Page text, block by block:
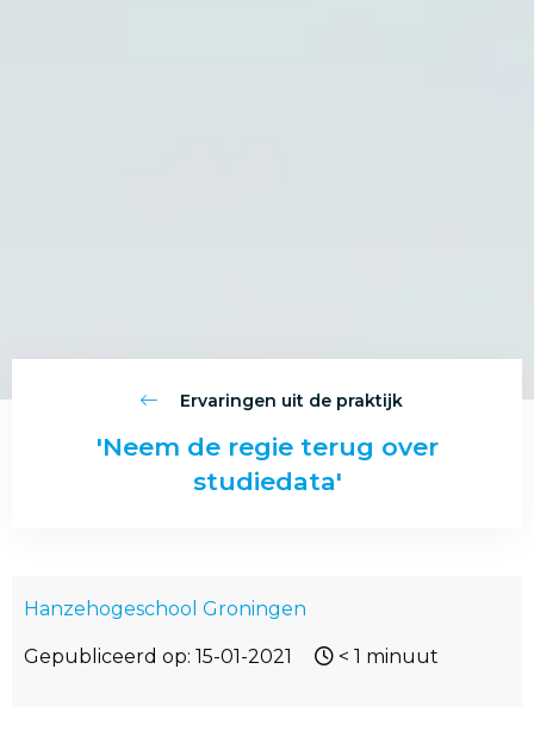
Ervaringen uit de praktijk
'Neem de regie terug over
studiedata'
Hanzehogeschool Groningen
Gepubliceerd op: 15-01-2021 < 1 minuut